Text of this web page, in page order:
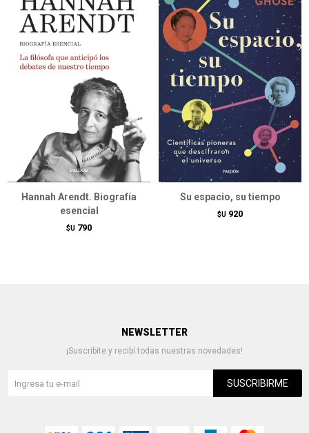
Hannah Arendt. Biografía
esencial
$U 790
Su espacio, su tiempo
$U 920
NEWSLETTER
¡Suscribite y recibí todas nuestras novedades!
SUSCRIBIRME